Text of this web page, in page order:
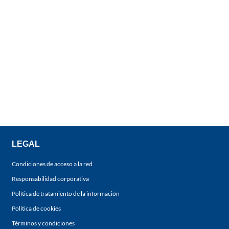
LEGAL
Condiciones de acceso a la red
Responsabilidad corporativa
Política de tratamiento de la información
Política de cookies
Términos y condiciones